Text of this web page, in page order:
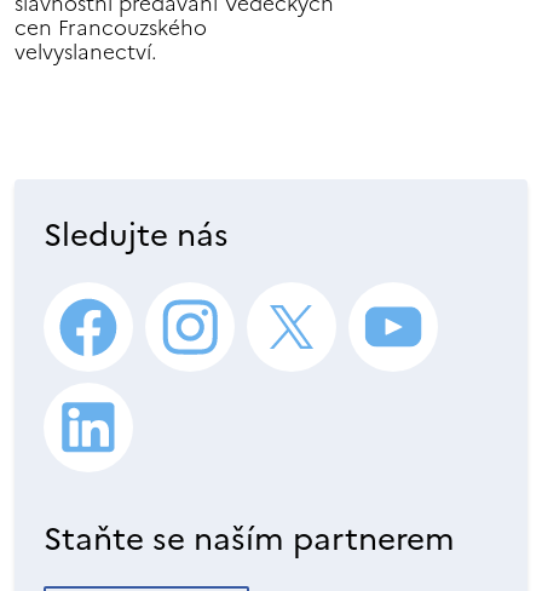
cen Francouzského
velvyslanectví.
Sledujte nás
Staňte se naším partnerem